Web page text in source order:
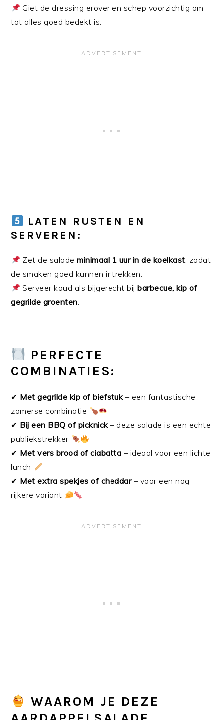
Giet de dressing erover en schep voorzichtig om
tot alles goed bedekt is.
LATEN RUSTEN EN
SERVEREN:
Zet de salademinimaal 1 uur in de koelkast, zodat
de smaken goed kunnen intrekken.
Serveer koud als bijgerecht bijbarbecue, kip of
gegrilde groenten.
PERFECTE
COMBINATIES:
✔ Met gegrilde kip of biefstuk– een fantastische
zomerse combinatie
✔ Bij een BBQ of picknick– deze salade is een echte
publiekstrekker
✔ Met vers brood of ciabatta – ideaal voor een lichte
lunch
✔ Met extra spekjes of cheddar– voor een nog
rijkere variant
WAAROM JE DEZE